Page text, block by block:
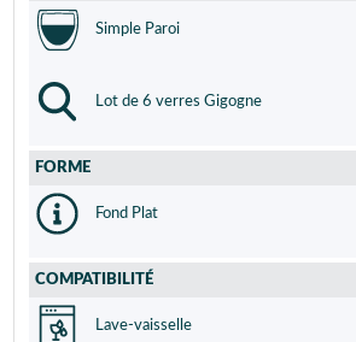
Simple Paroi
Lot de 6 verres Gigogne
FORME
Fond Plat
COMPATIBILITÉ
Lave-vaisselle